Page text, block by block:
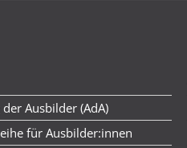
Ausbilder (AdA)
für Ausbilder:innen